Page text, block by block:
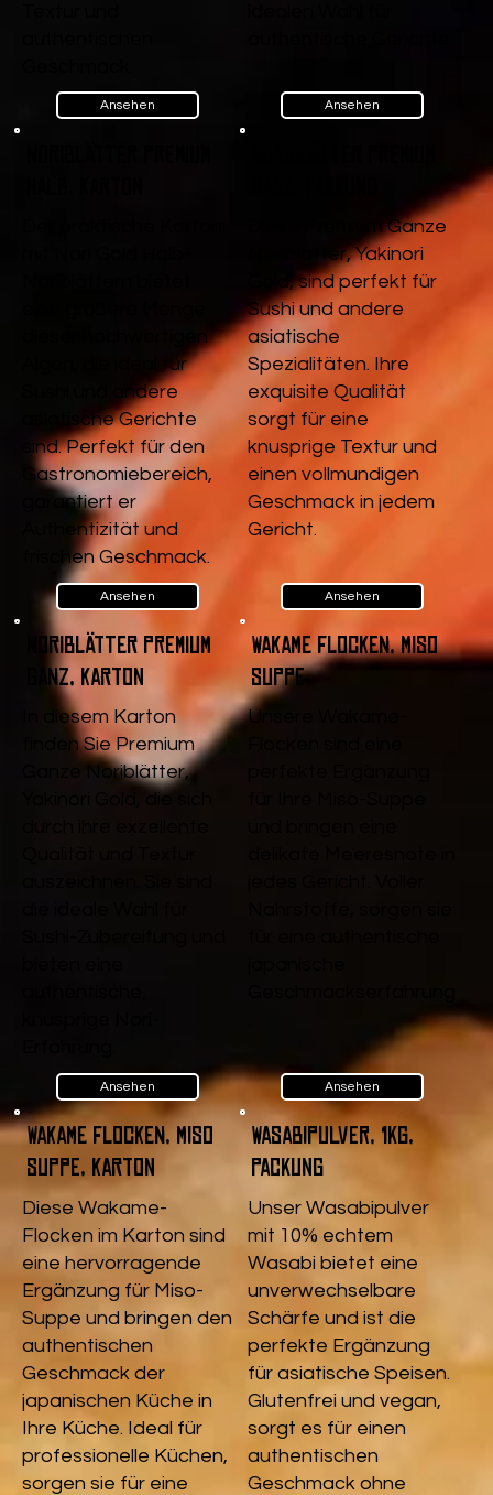
Ansehen Ansehen
dieser hochwertigen
Algen, die ideal für
Sushi und andere
asiatische Gerichte
sind. Perfekt für den
Gastronomiebereich,
garantiert er
Authentizität und
frischen Geschmack.
Ansehen
Diese Premium Ganze
Noriblätter, Yakinori
Gold, sind perfekt für
Sushi und andere
asiatische
Spezialitäten. Ihre
exquisite Qualität
sorgt für eine
knusprige Textur und
einen vollmundigen
Geschmack in jedem
Gericht.
Ansehen
Noriblätter Premium
Ganz, Karton
In diesem Karton
finden Sie Premium
Ganze Noriblätter,
Yakinori Gold, die sich
Ansehen
Wakame Flocken, Miso
Suppe
Unsere Wakame-
Ansehen
Wakame Flocken, Miso
Suppe, Karton
Diese Wakame-
Flocken im Karton sind
eine hervorragende
Ergänzung für Miso-
Suppe und bringen den
authentischen
Geschmack der
japanischen Küche in
Ihre Küche. Ideal für
professionelle Küchen,
sorgen sie für eine
Wasabipulver, 1kg,
Packung
Unser Wasabipulver
mit 10% echtem
Wasabi bietet eine
unverwechselbare
Schärfe und ist die
perfekte Ergänzung
für asiatische Speisen.
Glutenfrei und vegan,
sorgt es für einen
authentischen
Geschmack ohne